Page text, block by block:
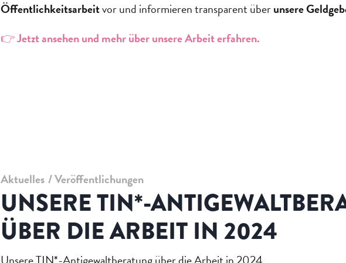
Öffentlichkeitsarbeitvor und informieren transparent überunsere
👉Jetzt ansehen und mehr über unsere Arbeit erfahren.
Aktuelles Veröffentlichungen
UNSERE TIN*-
ÜBER DIE ARBEIT IN 2024